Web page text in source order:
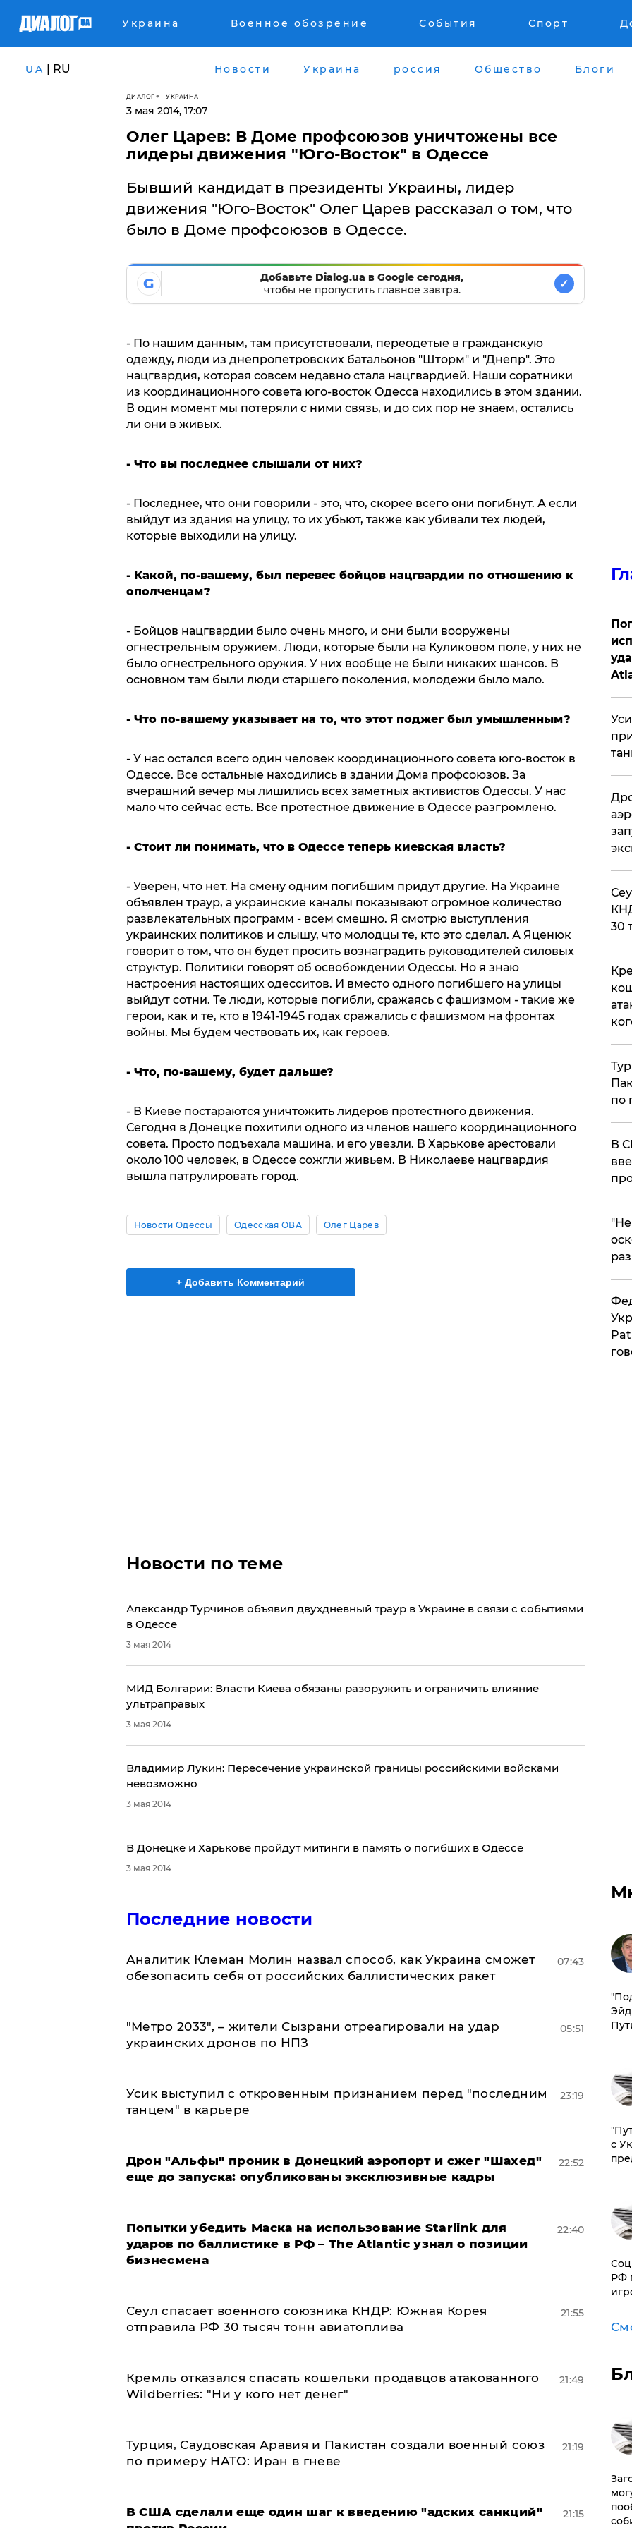
Украина Военное обозрение События Спорт
UA | RU Новости Украина россия Общество Блоги
ДИАЛОГ УКРАИНА
3 мая 2014, 17:07
Олег Царев: В Доме профсоюзов уничтожены все
лидеры движения "Юго-Восток" в Одессе
Бывший кандидат в президенты Украины, лидер
движения "Юго-Восток" Олег Царев рассказал о том, что
было в Доме профсоюзов в Одессе.
G
Добавьте Dialog.ua в Google сегодня,
чтобы не пропустить главное завтра.
✓
- По нашим данным, там присутствовали, переодетые в гражданскую
одежду, люди из днепропетровских батальонов "Шторм" и "Днепр". Это
нацгвардия, которая совсем недавно стала нацгвардией. Наши соратники
из координационного совета юго-восток Одесса находились в этом здании.
В один момент мы потеряли с ними связь, и до сих пор не знаем, остались
ли они в живых.
- Что вы последнее слышали от них?
- Последнее, что они говорили - это, что, скорее всего они погибнут. А если
выйдут из здания на улицу, то их убьют, также как убивали тех людей,
которые выходили на улицу.
- Какой, по-вашему, был перевес бойцов нацгвардии по отношению к
ополченцам?
- Бойцов нацгвардии было очень много, и они были вооружены
огнестрельным оружием. Люди, которые были на Куликовом поле, у них не
было огнестрельного оружия. У них вообще не были никаких шансов. В
основном там были люди старшего поколения, молодежи было мало.
- Что по-вашему указывает на то, что этот поджег был умышленным?
- У нас остался всего один человек координационного совета юго-восток в
Одессе. Все остальные находились в здании Дома профсоюзов. За
вчерашний вечер мы лишились всех заметных активистов Одессы. У нас
мало что сейчас есть. Все протестное движение в Одессе разгромлено.
- Стоит ли понимать, что в Одессе теперь киевская власть?
- Уверен, что нет. На смену одним погибшим придут другие. На Украине
объявлен траур, а украинские каналы показывают огромное количество
развлекательных программ - всем смешно. Я смотрю выступления
украинских политиков и слышу, что молодцы те, кто это сделал. А Яценюк
говорит о том, что он будет просить вознаградить руководителей силовых
структур. Политики говорят об освобождении Одессы. Но я знаю
настроения настоящих одесситов. И вместо одного погибшего на улицы
выйдут сотни. Те люди, которые погибли, сражаясь с фашизмом - такие же
герои, как и те, кто в 1941-1945 годах сражались с фашизмом на фронтах
войны. Мы будем чествовать их, как героев.
- Что, по-вашему, будет дальше?
- В Киеве постараются уничтожить лидеров протестного движения.
Сегодня в Донецке похитили одного из членов нашего координационного
совета. Просто подъехала машина, и его увезли. В Харькове арестовали
около 100 человек, в Одессе сожгли живьем. В Николаеве нацгвардия
вышла патрулировать город.
Новости Одессы Одесская ОВА Олег Царев
+ Добавить Комментарий
Новости по теме
Александр Турчинов объявил двухдневный траур в Украине в связи с событиями
в Одессе
3 мая 2014
МИД Болгарии: Власти Киева обязаны разоружить и ограничить влияние
ультраправых
3 мая 2014
Владимир Лукин: Пересечение украинской границы российскими войсками
невозможно
3 мая 2014
В Донецке и Харькове пройдут митинги в память о погибших в Одессе
3 мая 2014
Последние новости
Аналитик Клеман Молин назвал способ, как Украина сможет
обезопасить себя от российских баллистических ракет
07:43
"Метро 2033", – жители Сызрани отреагировали на удар
украинских дронов по НПЗ
05:51
Усик выступил с откровенным признанием перед "последним
танцем" в карьере
23:19
Дрон "Альфы" проник в Донецкий аэропорт и сжег "Шахед"
еще до запуска: опубликованы эксклюзивные кадры
22:52
Попытки убедить Маска на использование Starlink для
ударов по баллистике в РФ – The Atlantic узнал о позиции
бизнесмена
22:40
​Сеул спасает военного союзника КНДР: Южная Корея
отправила РФ 30 тысяч тонн авиатоплива
21:55
Кремль отказался спасать кошельки продавцов атакованного
Wildberries: "Ни у кого нет денег"
21:49
Турция, Саудовская Аравия и Пакистан создали военный союз
по примеру НАТО: Иран в гневе
21:19
В США сделали еще один шаг к введению "адских санкций"
21:15
30
по
В
с
РФ